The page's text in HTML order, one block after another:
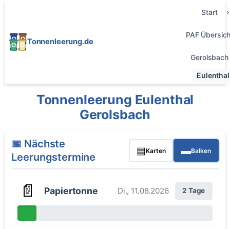
Tonnenleerung.de
Start
PAF
Gerolsbach
Eulenthal
Tonnenleerung Eulenthal
Gerolsbach
📅 Nächste
Leerungstermine
▤Karten ▬Balken
📄 Papiertonne Di., 11.08.2026 2 Tage